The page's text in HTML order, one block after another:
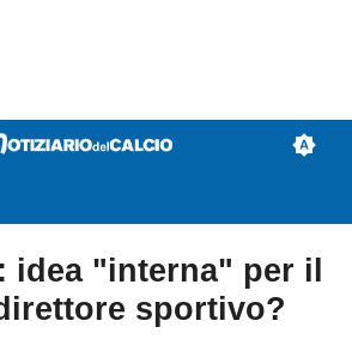
idea "interna" per il
sportivo?